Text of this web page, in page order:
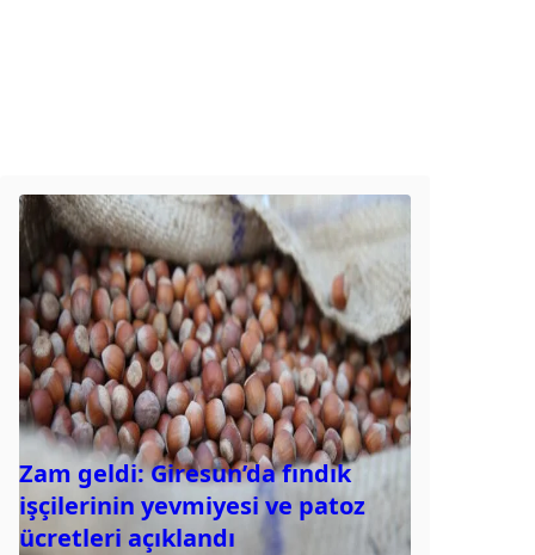
Zam geldi: Giresun’da fındık
işçilerinin yevmiyesi ve patoz
ücretleri açıklandı